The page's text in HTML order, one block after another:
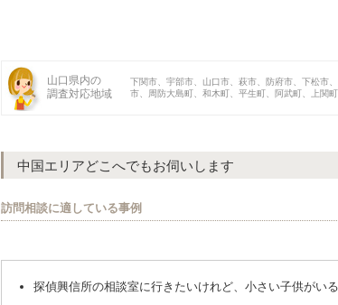
山口県内の
調査対応地域
下関市、宇部市、山口市、萩市、防府市、下松市
市、周防大島町、和木町、平生町、阿武町、上関
中国エリアどこへでもお伺いします
訪問相談に適している事例
探偵興信所の相談室に行きたいけれど、小さい子供がい